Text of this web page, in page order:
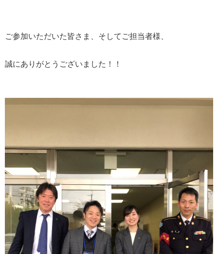
ご参加いただいた皆さま、そしてご担当者様、
誠にありがとうございました！！